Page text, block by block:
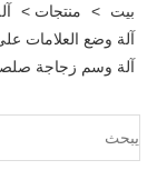
بيت > منتجات >
آلة وضع العلامات
آلة وسم زجاجة صلصة